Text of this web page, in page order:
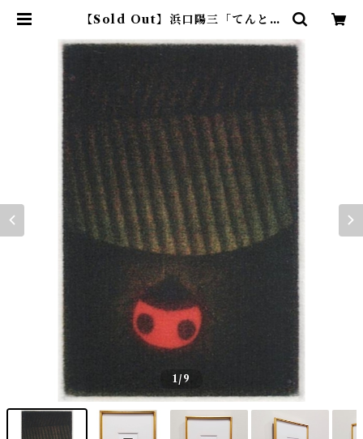
【Sold Out】浜口陽三「てんとう
ンショップ
1/9